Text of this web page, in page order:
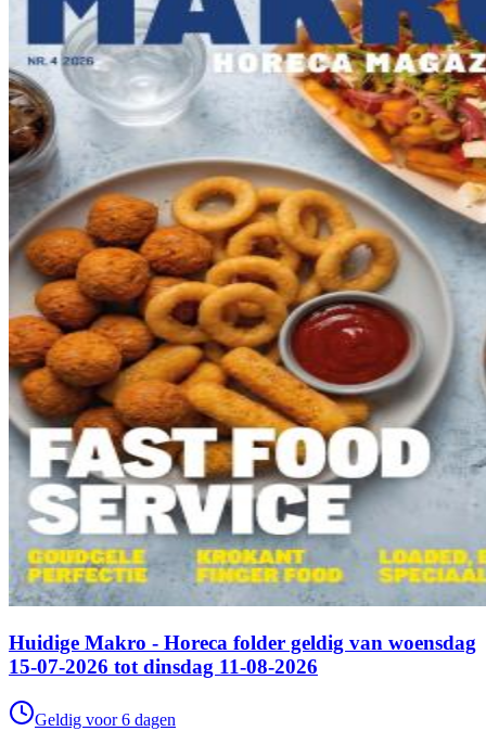
Huidige Makro - Horeca folder geldig van woensdag
15-07-2026 tot dinsdag 11-08-2026
Geldig voor 6 dagen